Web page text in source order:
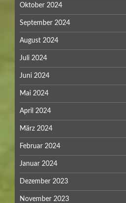
Oktober 2024
September 2024
August 2024
Juli 2024
Juni 2024
Mai 2024
April 2024
März 2024
Februar 2024
Januar 2024
Dezember 2023
November 2023